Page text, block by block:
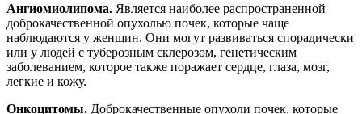
Ангиомиолипома. Является наиболее распространенной
доброкачественной опухолью почек, которые чаще
наблюдаются у женщин. Они могут развиваться спорадически
или у людей с туберозным склерозом, генетическим
заболеванием, которое также поражает сердце, глаза, мозг,
легкие и кожу.
Онкоцитомы. Доброкачественные опухоли почек, которые